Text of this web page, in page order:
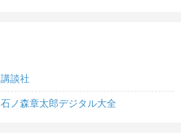
講談社
石ノ森章太郎デジタル大全